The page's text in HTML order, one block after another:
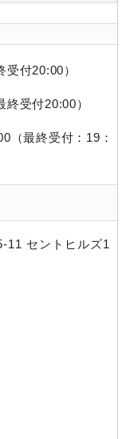
付20:00）
受付20:00）
（最終受付：19：
11 セントヒルズ1